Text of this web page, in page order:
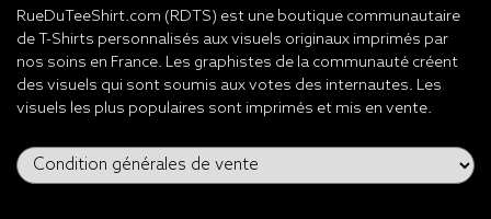
RueDuTeeShirt.com (RDTS) est une boutique communautaire
de T-Shirts personnalisés aux visuels originaux imprimés par
nos soins en France. Les graphistes de la communauté créent
des visuels qui sont soumis aux votes des internautes. Les
visuels les plus populaires sont imprimés et mis en vente.